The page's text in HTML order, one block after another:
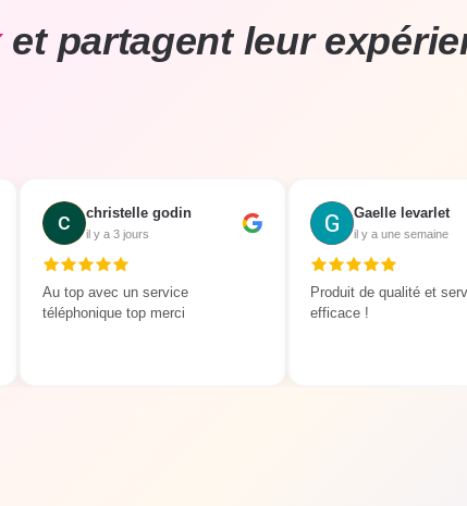
et partagent leur
christelle godin
il y a 3 jours
Au top avec un service
téléphonique top merci
Gaelle levarlet
il y a une semaine
Produit de qualité et
efficace !